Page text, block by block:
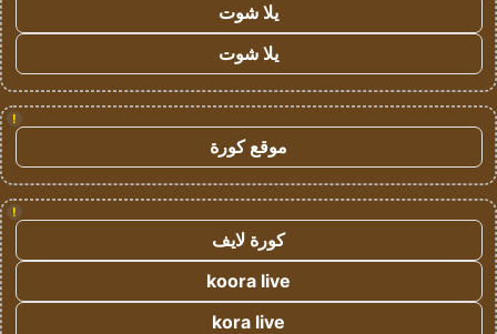
يلا شوت
يلا شوت
!
موقع كورة
!
كورة لايف
koora live
kora live